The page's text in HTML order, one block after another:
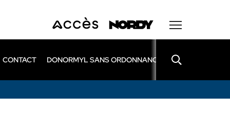
CONTACT DONORMYL SANS ORDONNANCE LEXOMIL SANS